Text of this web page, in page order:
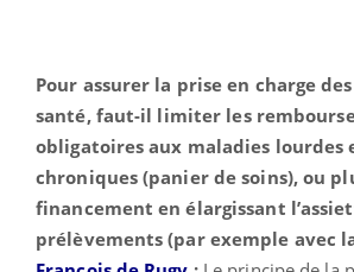
Pour assurer la prise en charge
santé, faut-il limiter les
obligatoires aux maladies lourdes
chroniques (panier de soins), ou
financement en élargissant
prélèvements (par exemple avec la